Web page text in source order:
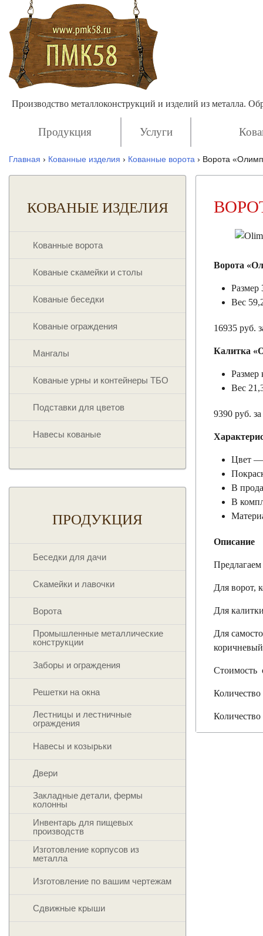
Производство металлоконструкций и изделий из металла.
Продукция Услуги
Главная › Кованные изделия › Кованные ворота › Ворота
Ворота
Размер
Вес
16935 руб.
Калитка
Размер
Вес
9390 руб.
Цвет —
В
В
Описание
Для ворот,
Для
Для
Стоимость
КОВАНЫЕ ИЗДЕЛИЯ
Кованные ворота
Кованые скамейки и столы
Кованые беседки
Кованые ограждения
Мангалы
Кованые урны и контейнеры ТБО
Подставки для цветов
Навесы кованые
ПРОДУКЦИЯ
Беседки для дачи
Скамейки и лавочки
Ворота
Промышленные металлические
конструкции
Заборы и ограждения
Решетки на окна
Лестницы и лестничные
ограждения
Навесы и козырьки
Двери
Закладные детали, фермы
колонны
Инвентарь для пищевых
производств
Изготовление корпусов из
металла
Изготовление по вашим чертежам
Сдвижные крыши